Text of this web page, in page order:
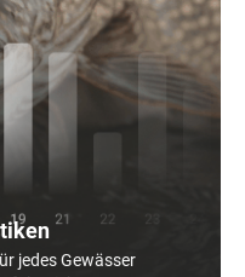
jedes Gewässer